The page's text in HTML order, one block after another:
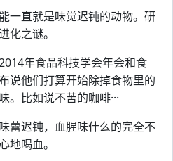
一直就是味觉迟钝的动物。研
化之谜。
年食品科技学会年会和食
说他们打算开始除掉食物里的
比如说不苦的咖啡···
蕾迟钝，血腥味什么的完全不
地喝血。